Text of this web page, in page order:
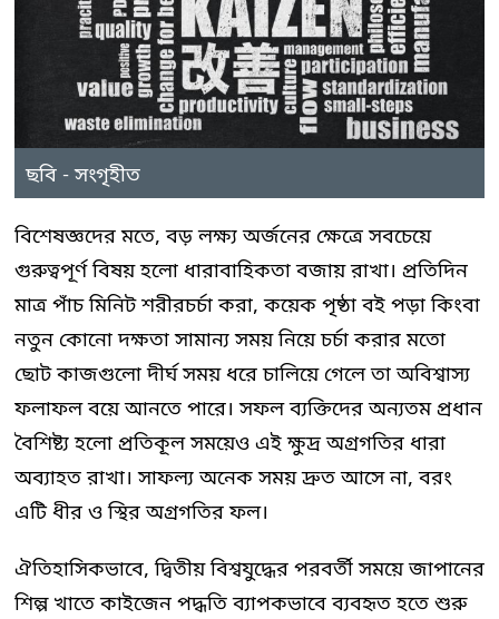
ছবি - সংগৃহীত
বিশেষজ্ঞদের মতে, বড় লক্ষ্য অর্জনের ক্ষেত্রে সবচেয়ে
গুরুত্বপূর্ণ বিষয় হলো ধারাবাহিকতা বজায় রাখা। প্রতিদিন
মাত্র পাঁচ মিনিট শরীরচর্চা করা, কয়েক পৃষ্ঠা বই পড়া কিংবা
নতুন কোনো দক্ষতা সামান্য সময় নিয়ে চর্চা করার মতো
ছোট কাজগুলো দীর্ঘ সময় ধরে চালিয়ে গেলে তা অবিশ্বাস্য
ফলাফল বয়ে আনতে পারে। সফল ব্যক্তিদের অন্যতম প্রধান
বৈশিষ্ট্য হলো প্রতিকূল সময়েও এই ক্ষুদ্র অগ্রগতির ধারা
অব্যাহত রাখা। সাফল্য অনেক সময় দ্রুত আসে না, বরং
এটি ধীর ও স্থির অগ্রগতির ফল।
ঐতিহাসিকভাবে, দ্বিতীয় বিশ্বযুদ্ধের পরবর্তী সময়ে জাপানের
শিল্প খাতে কাইজেন পদ্ধতি ব্যাপকভাবে ব্যবহৃত হতে শুরু